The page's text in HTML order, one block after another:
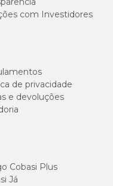
com Investidores
de privacidade
e devoluções
Cobasi Plus
Já